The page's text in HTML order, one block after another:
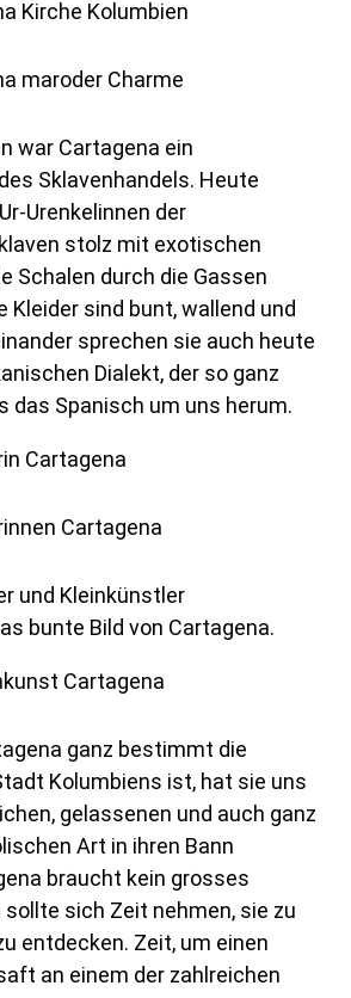
war Cartagena ein
Sklavenhandels. Heute
Urenkelinnen der
stolz mit exotischen
Schalen durch die Gassen
Kleider sind bunt, wallend und
sprechen sie auch heute
Dialekt, der so ganz
das Spanisch um uns herum.
und Kleinkünstler
bunte Bild von Cartagena.
ganz bestimmt die
Kolumbiens ist, hat sie uns
gelassenen und auch ganz
Art in ihren Bann
braucht kein grosses
sollte sich Zeit nehmen, sie zu
entdecken. Zeit, um einen
an einem der zahlreichen